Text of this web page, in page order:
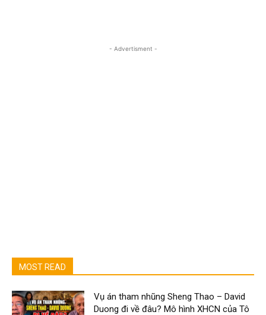
- Advertisment -
MOST READ
Vụ án tham nhũng Sheng Thao – David
Duong đi về đâu? Mô hình XHCN của Tô